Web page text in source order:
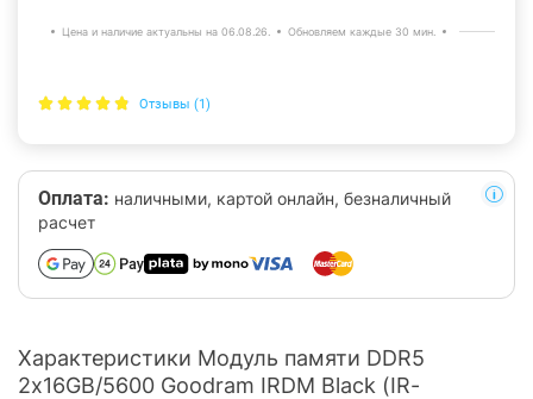
Цена и наличие актуальны на 06.08.26. Обновляем каждые 30 мин.
Отзывы (1)
Оплата: наличными, картой онлайн, безналичный
расчет
Характеристики Модуль памяти DDR5
2x16GB/5600 Goodram IRDM Black (IR-